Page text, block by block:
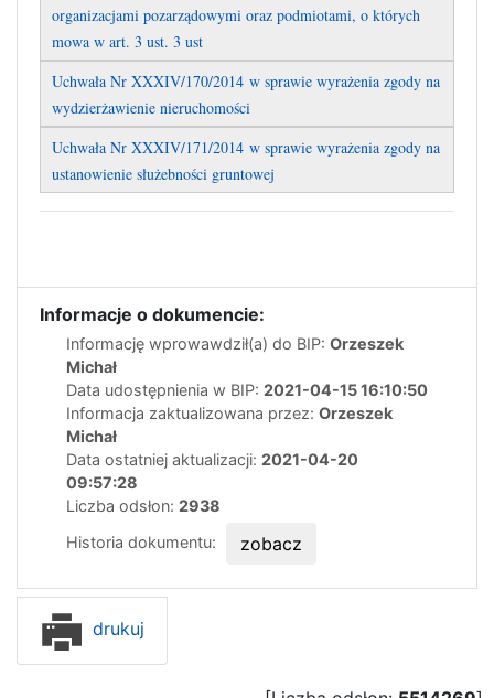
organizacjami pozarządowymi oraz podmiotami, o których
mowa w art. 3 ust. 3 ust
Uchwała Nr XXXIV/170/2014 w sprawie wyrażenia zgody na
wydzierżawienie nieruchomości
Uchwała Nr XXXIV/171/2014 w sprawie wyrażenia zgody na
ustanowienie służebności gruntowej
Informacje o dokumencie:
Informację wprowawdził(a) do BIP: Orzeszek
Michał
Data udostępnienia w BIP: 2021-04-15 16:10:50
Informacja zaktualizowana przez: Orzeszek
Michał
Data ostatniej aktualizacji: 2021-04-20
09:57:28
Liczba odsłon: 2938
Historia dokumentu:
zobacz
drukuj